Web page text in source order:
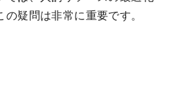
疑問は非常に重要です。